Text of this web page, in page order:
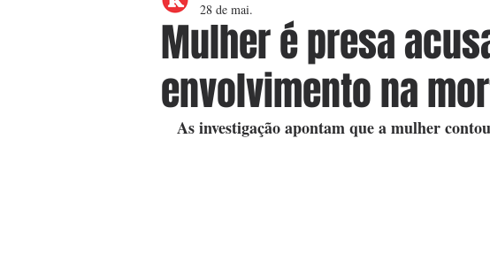
Mulher é presa
envolvimento na
28 de mai.
As investigação apontam que a mulher